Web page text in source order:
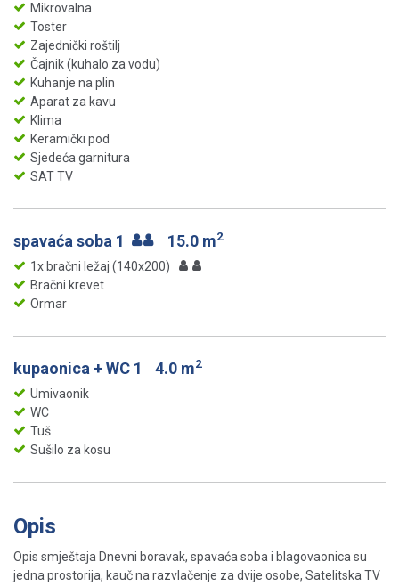
Mikrovalna
Toster
Zajednički roštilj
Čajnik (kuhalo za vodu)
Kuhanje na plin
Aparat za kavu
Klima
Keramički pod
Sjedeća garnitura
SAT TV
spavaća soba 1 15.0 m2
1x bračni ležaj (140x200)
Bračni krevet
Ormar
kupaonica + WC 1 4.0 m2
Umivaonik
WC
Tuš
Sušilo za kosu
Opis
Opis smještaja Dnevni boravak, spavaća soba i blagovaonica su
jedna prostorija, kauč ​​na razvlačenje za dvije osobe, Satelitska TV